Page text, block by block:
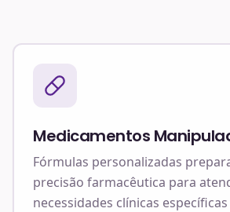
Medicamentos
Fórmulas personalizadas
precisão farmacêutica para
necessidades clínicas